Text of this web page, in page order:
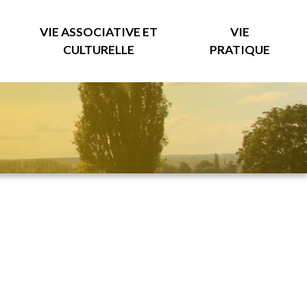
VIE ASSOCIATIVE ET
CULTURELLE
VIE
PRATIQUE